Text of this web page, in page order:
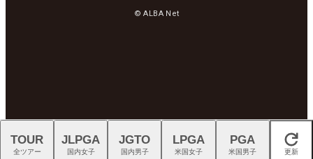
© ALBA Net
閉じる
TOUR
全ツアー
JLPGA
国内女子
JGTO
国内男子
LPGA
米国女子
PGA
米国男子 更新